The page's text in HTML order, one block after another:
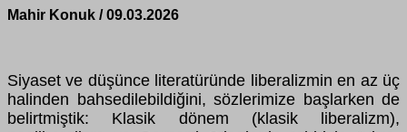
Mahir Konuk / 09.03.2026
Siyaset ve düşünce literatüründe liberalizmin en az üç
halinden bahsedilebildiğini, sözlerimize başlarken de
belirtmiştik: Klasik dönem (klasik liberalizm),